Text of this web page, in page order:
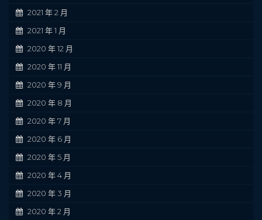
2021 年 2 月
2021 年 1 月
2020 年 12 月
2020 年 11 月
2020 年 9 月
2020 年 8 月
2020 年 7 月
2020 年 6 月
2020 年 5 月
2020 年 4 月
2020 年 3 月
2020 年 2 月